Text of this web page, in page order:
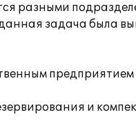
разными
задача была
и